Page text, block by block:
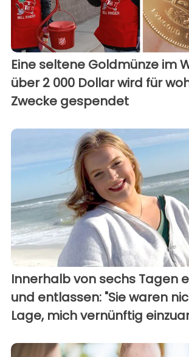
Eine seltene Goldmünze im
über 2 000 Dollar wird für
Zwecke gespendet
Innerhalb von sechs Tagen
und entlassen: "Sie waren
Lage, mich vernünftig